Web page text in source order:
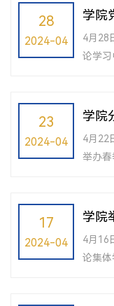
纪法戒
参加学
工程
《中
政治站
28
2024-04
学院
纪学
4月28
论学习
习中心
学习
纪学
《中
对...
23
2024-04
学院
集中
4月22
举办春
训班的
曹同
大家
17
2024-04
学院
学习
4月16
论集体